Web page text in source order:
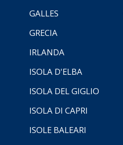
GALLES
GRECIA
IRLANDA
ISOLA D'ELBA
ISOLA DEL GIGLIO
ISOLA DI CAPRI
ISOLE BALEARI